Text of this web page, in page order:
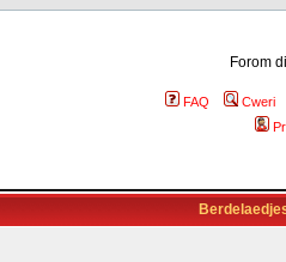
Forom
FAQ
Cweri